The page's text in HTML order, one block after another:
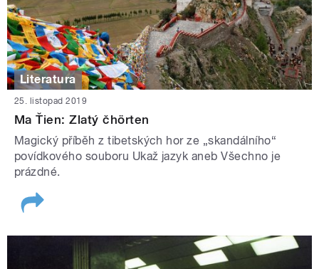
Literatura
25. listopad 2019
Ma Ťien: Zlatý čhörten
Magický příběh z tibetských hor ze „skandálního“
povídkového souboru Ukaž jazyk aneb Všechno je
prázdné.